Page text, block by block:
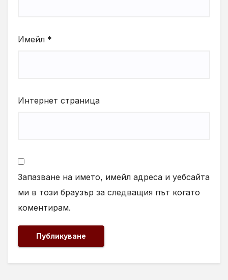
Имейл *
Интернет страница
Запазване на името, имейл адреса и уебсайта
ми в този браузър за следващия път когато
коментирам.